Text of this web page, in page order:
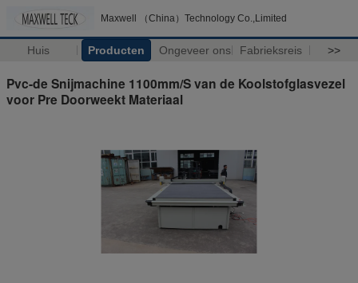
Maxwell （China）Technology Co.,Limited
Huis Producten Ongeveer ons Fabrieksreis >>
Pvc-de Snijmachine 1100mm/S van de Koolstofglasvezel
voor Pre Doorweekt Materiaal